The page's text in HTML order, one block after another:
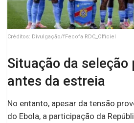
Créditos: Divulgação/fFecofa RDC_Officiel
Situação da seleção
antes da estreia
No entanto, apesar da tensão
do Ebola, a participação da